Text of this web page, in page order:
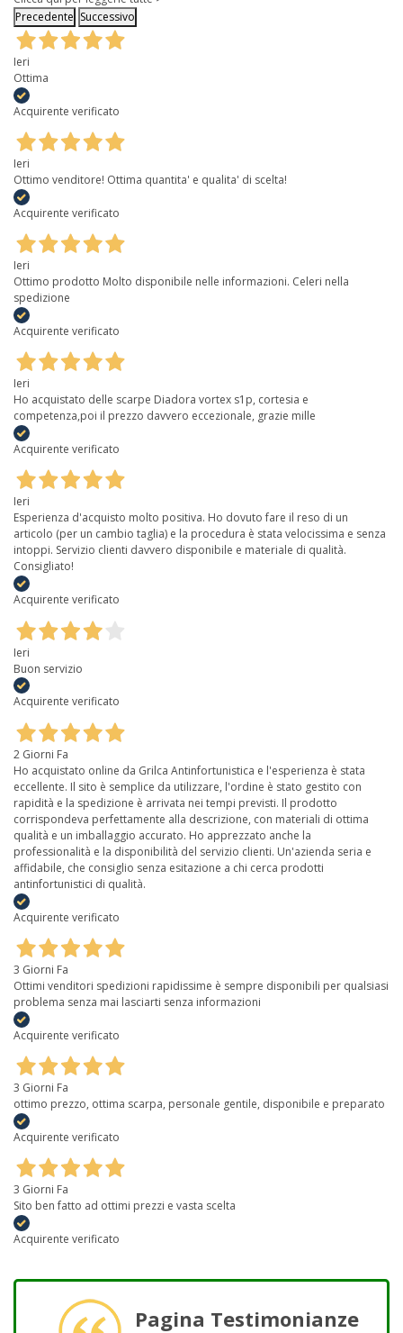
Precedente Successivo
Ieri
Ottima
Acquirente verificato
Ieri
Ottimo venditore! Ottima quantita' e qualita' di scelta!
Acquirente verificato
Ieri
Ottimo prodotto Molto disponibile nelle informazioni. Celeri nella
spedizione
Acquirente verificato
Ieri
Ho acquistato delle scarpe Diadora vortex s1p, cortesia e
competenza,poi il prezzo davvero eccezionale, grazie mille
Acquirente verificato
Ieri
Esperienza d'acquisto molto positiva. Ho dovuto fare il reso di un
articolo (per un cambio taglia) e la procedura è stata velocissima e senza
intoppi. Servizio clienti davvero disponibile e materiale di qualità.
Consigliato!
Acquirente verificato
Ieri
Buon servizio
Acquirente verificato
2 Giorni Fa
Ho acquistato online da Grilca Antinfortunistica e l'esperienza è stata
eccellente. Il sito è semplice da utilizzare, l'ordine è stato gestito con
rapidità e la spedizione è arrivata nei tempi previsti. Il prodotto
corrispondeva perfettamente alla descrizione, con materiali di ottima
qualità e un imballaggio accurato. Ho apprezzato anche la
professionalità e la disponibilità del servizio clienti. Un'azienda seria e
affidabile, che consiglio senza esitazione a chi cerca prodotti
antinfortunistici di qualità.
Acquirente verificato
3 Giorni Fa
Ottimi venditori spedizioni rapidissime è sempre disponibili per qualsiasi
problema senza mai lasciarti senza informazioni
Acquirente verificato
3 Giorni Fa
ottimo prezzo, ottima scarpa, personale gentile, disponibile e preparato
Acquirente verificato
3 Giorni Fa
Sito ben fatto ad ottimi prezzi e vasta scelta
Acquirente verificato
Pagina Testimonianze